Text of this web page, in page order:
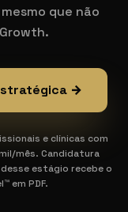
que não
→
e clínicas com
mês. Candidatura
estágio recebe o
em PDF.